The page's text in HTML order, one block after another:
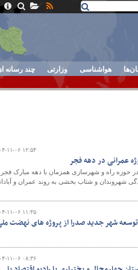
هواشناسی وزارتی چند رسانه
۱۴۰۴-۱۱-۰۶
افتتاح و آغاز عملیات اجرایی ۳۱ پروژه عمرانی در حوزه راه و شهرسازی همزمان با دهه مبارک فجر
شهروندان و شتاب‌ بخشی به روند عمران و
۱۴۰۴-۱۱-۰۶
شهر جدید صدرا از پروژه های نهضت
۱۴۰۴-۱۱-۰۶